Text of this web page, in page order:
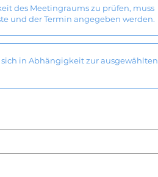
des Meetingraums zu prüfen, muss
und der Termin angegeben werden.
sich in Abhängigkeit zur ausgewählten